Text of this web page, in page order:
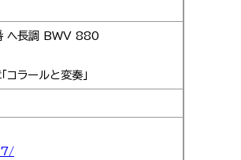
ヘ長調 BWV 880
コラールと変奏」